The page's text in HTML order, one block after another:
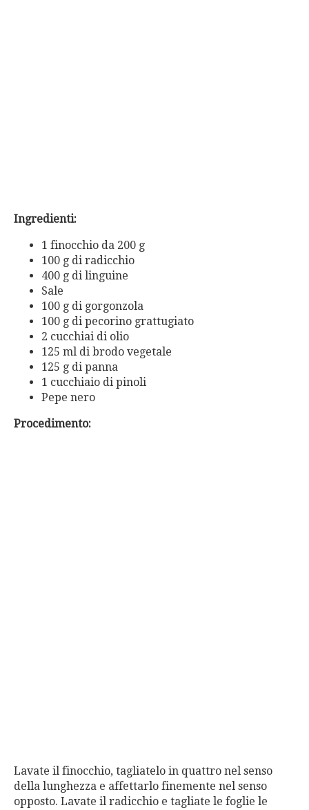
Ingredienti:
1 finocchio da 200 g
100 g di radicchio
400 g di linguine
Sale
100 g di gorgonzola
100 g di pecorino grattugiato
2 cucchiai di olio
125 ml di brodo vegetale
125 g di panna
1 cucchiaio di pinoli
Pepe nero
Procedimento:
Lavate il finocchio, tagliatelo in quattro nel senso
della lunghezza e affettarlo finemente nel senso
opposto. Lavate il radicchio e tagliate le foglie le